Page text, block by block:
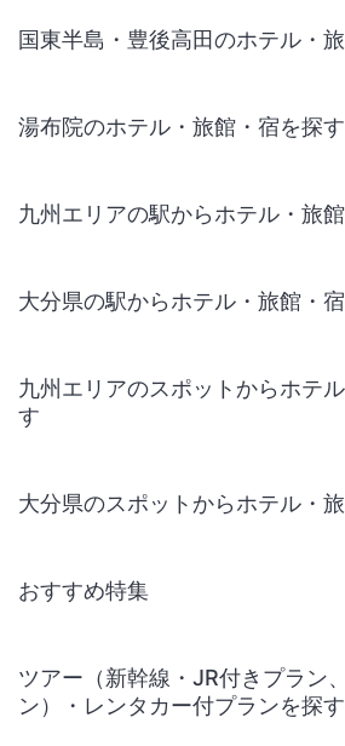
国東半島・豊後高田のホテル・
湯布院のホテル・旅館・宿を探す
九州エリアの駅からホテル・旅
大分県の駅からホテル・旅館・
九州エリアのスポットからホテ
す
大分県のスポットからホテル・
おすすめ特集
ツアー（新幹線・JR付きプラン
ン）・レンタカー付プランを探す